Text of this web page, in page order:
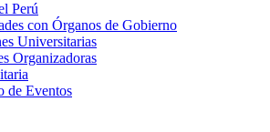
Perú
con Órganos de Gobierno
Universitarias
Organizadoras
de Eventos